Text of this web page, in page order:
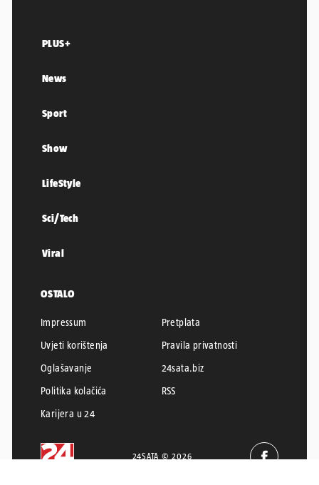
PLUS+
News
Sport
Show
LifeStyle
Sci/Tech
Viral
OSTALO
Impressum
Pretplata
Uvjeti korištenja
Pravila privatnosti
Oglašavanje
24sata.biz
Politika kolačića
RSS
Karijera u 24
24SATA © 2026